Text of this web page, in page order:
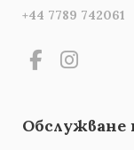
+44 7789 742061
Обслужване